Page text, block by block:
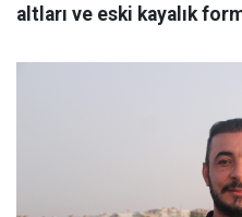
altları ve eski kayalık